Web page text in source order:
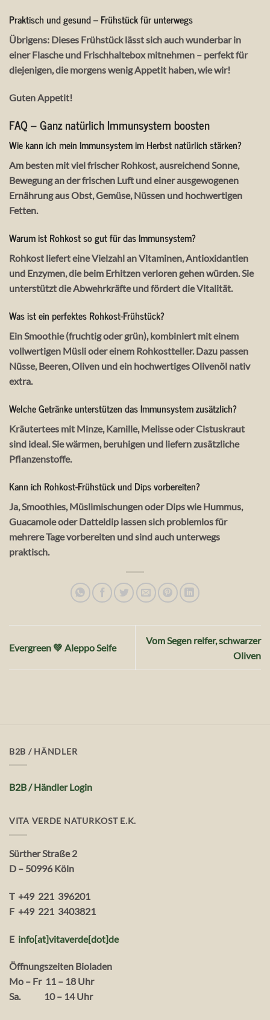
Praktisch und gesund – Frühstück für unterwegs
Übrigens: Dieses Frühstück lässt sich auch wunderbar in
einer Flasche und Frischhaltebox mitnehmen – perfekt für
diejenigen, die morgens wenig Appetit haben, wie wir!
Guten Appetit!
FAQ – Ganz natürlich Immunsystem boosten
Wie kann ich mein Immunsystem im Herbst natürlich stärken?
Am besten mit viel frischer Rohkost, ausreichend Sonne,
Bewegung an der frischen Luft und einer ausgewogenen
Ernährung aus Obst, Gemüse, Nüssen und hochwertigen
Fetten.
Warum ist Rohkost so gut für das Immunsystem?
Rohkost liefert eine Vielzahl an Vitaminen, Antioxidantien
und Enzymen, die beim Erhitzen verloren gehen würden. Sie
unterstützt die Abwehrkräfte und fördert die Vitalität.
Was ist ein perfektes Rohkost-Frühstück?
Ein Smoothie (fruchtig oder grün), kombiniert mit einem
vollwertigen Müsli oder einem Rohkostteller. Dazu passen
Nüsse, Beeren, Oliven und ein hochwertiges Olivenöl nativ
extra.
Welche Getränke unterstützen das Immunsystem zusätzlich?
Kräutertees mit Minze, Kamille, Melisse oder Cistuskraut
sind ideal. Sie wärmen, beruhigen und liefern zusätzliche
Pflanzenstoffe.
Kann ich Rohkost-Frühstück und Dips vorbereiten?
Ja, Smoothies, Müslimischungen oder Dips wie Hummus,
Guacamole oder Datteldip lassen sich problemlos für
mehrere Tage vorbereiten und sind auch unterwegs
praktisch.
Evergreen 💚 Aleppo Seife
Vom Segen reifer, schwarzer
Oliven
B2B / HÄNDLER
B2B / Händler Login
VITA VERDE NATURKOST E.K.
Sürther Straße 2
D – 50996 Köln
T +49 221 396201
F +49 221 3403821
E info[at]vitaverde[dot]de
Öffnungszeiten Bioladen
Mo – Fr 11 – 18 Uhr
Sa. 10 – 14 Uhr